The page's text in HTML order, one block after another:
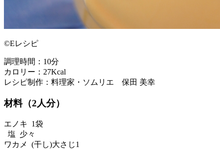
©Eレシピ
調理時間：10分
カロリー：27Kcal
レシピ制作：料理家・ソムリエ 保田 美幸
材料（2人分）
エノキ 1袋
塩 少々
ワカメ (干し)大さじ1